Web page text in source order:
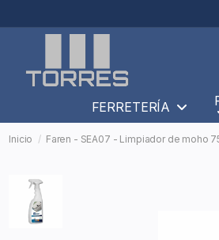
FERRETERÍA
Inicio Faren - SEA07 - Limpiador de moho